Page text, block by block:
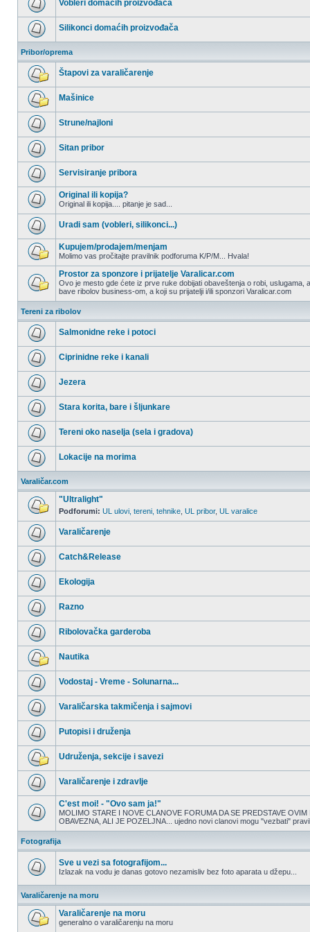
postova
Nema
nepročitanih
postova
Vobleri domaćih proizvođača
Nema
postova
Silikonci domaćih proizvođača
Pribor/oprema
Nema
nepročitanih
postova
Štapovi za varaličarenje
Nema
nepročitanih
postova
Mašinice
Nema
nepročitanih
postova
Strune/najloni
Nema
nepročitanih
postova
Sitan pribor
Nema
nepročitanih
postova
Servisiranje pribora
postova
Original ili kopija?
Original ili kopija.... pitanje je sad...
Nema
nepročitanih
postova
Uradi sam (vobleri, silikonci...)
nepročitanih
postova
Kupujem/prodajem/menjam
Molimo vas pročitajte pravilnik podforuma K/P/M... Hvala!
Nema
nepročitanih
postova
Prostor za sponzore i prijatelje Varalicar.com
Ovo je mesto gde ćete iz prve ruke dobijati obaveštenja o robi, uslugama,
bave ribolov business-om, a koji su prijatelji i/ili sponzori Varalicar.com
Tereni za ribolov
Nema
nepročitanih
postova
Salmonidne reke i potoci
Nema
nepročitanih
postova
Ciprinidne reke i kanali
Nema
nepročitanih
postova
Jezera
Nema
nepročitanih
postova
Stara korita, bare i šljunkare
Nema
nepročitanih
postova
Tereni oko naselja (sela i gradova)
Nema
postova
Lokacije na morima
Varaličar.com
postova
"Ultralight"
Podforumi: UL ulovi, tereni, tehnike UL pribor, UL varalice
Nema
nepročitanih
postova
Varaličarenje
Nema
nepročitanih
postova
Catch&Release
Nema
nepročitanih
postova
Ekologija
Nema
nepročitanih
postova
Razno
Nema
nepročitanih
postova
Ribolovačka garderoba
Nema
nepročitanih
postova
Nautika
Nema
nepročitanih
postova
Vodostaj - Vreme - Solunarna...
Nema
nepročitanih
postova
Varaličarska takmičenja i sajmovi
Nema
nepročitanih
postova
Putopisi i druženja
Nema
nepročitanih
postova
Udruženja, sekcije i savezi
Nema
nepročitanih
postova
Varaličarenje i zdravlje
Nema
nepročitanih
postova
C'est moi! - "Ovo sam ja!"
MOLIMO STARE I NOVE CLANOVE FORUMA DA SE PREDSTAVE
OBAVEZNA, ALI JE POZELJNA... ujedno novi clanovi mogu "vezbati"
Fotografija
nepročitanih
postova
Sve u vezi sa fotografijom...
Izlazak na vodu je danas gotovo nezamisliv bez foto aparata u džepu...
Varaličarenje na moru
Varaličarenje na moru
generalno o varaličarenju na moru